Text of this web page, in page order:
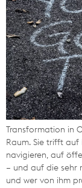
Transformation in
Raum. Sie trifft auf
navigieren, auf
– und auf die sehr
und wer von ihm